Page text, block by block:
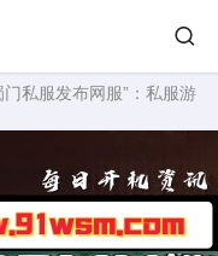
门私服发布网服”：私服游